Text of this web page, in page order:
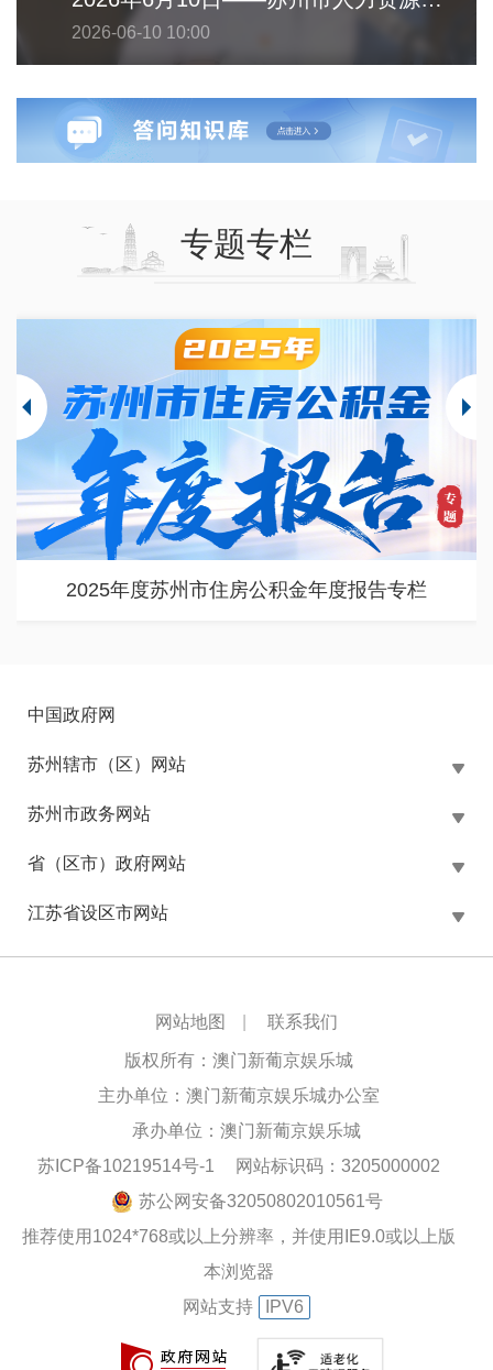
2026-06-10 10:00
专题专栏
2025年度苏州市住房公积金年度报告专栏
中国政府网
苏州辖市（区）网站
苏州市政务网站
省（区市）政府网站
江苏省设区市网站
网站地图 联系我们
版权所有：澳门新葡京娱乐城
主办单位：澳门新葡京娱乐城办公室
承办单位：澳门新葡京娱乐城
苏ICP备10219514号-1
网站标识码：3205000002
苏公网安备32050802010561号
推荐使用1024*768或以上分辨率，并使用IE9.0或以上版
本浏览器
网站支持
IPV6